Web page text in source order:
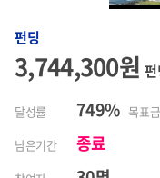
펀딩
3,744,300원
달성률 749% 목표
남은기간
종료